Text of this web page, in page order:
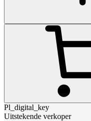
Pl_digital_key
Uitstekende verkoper